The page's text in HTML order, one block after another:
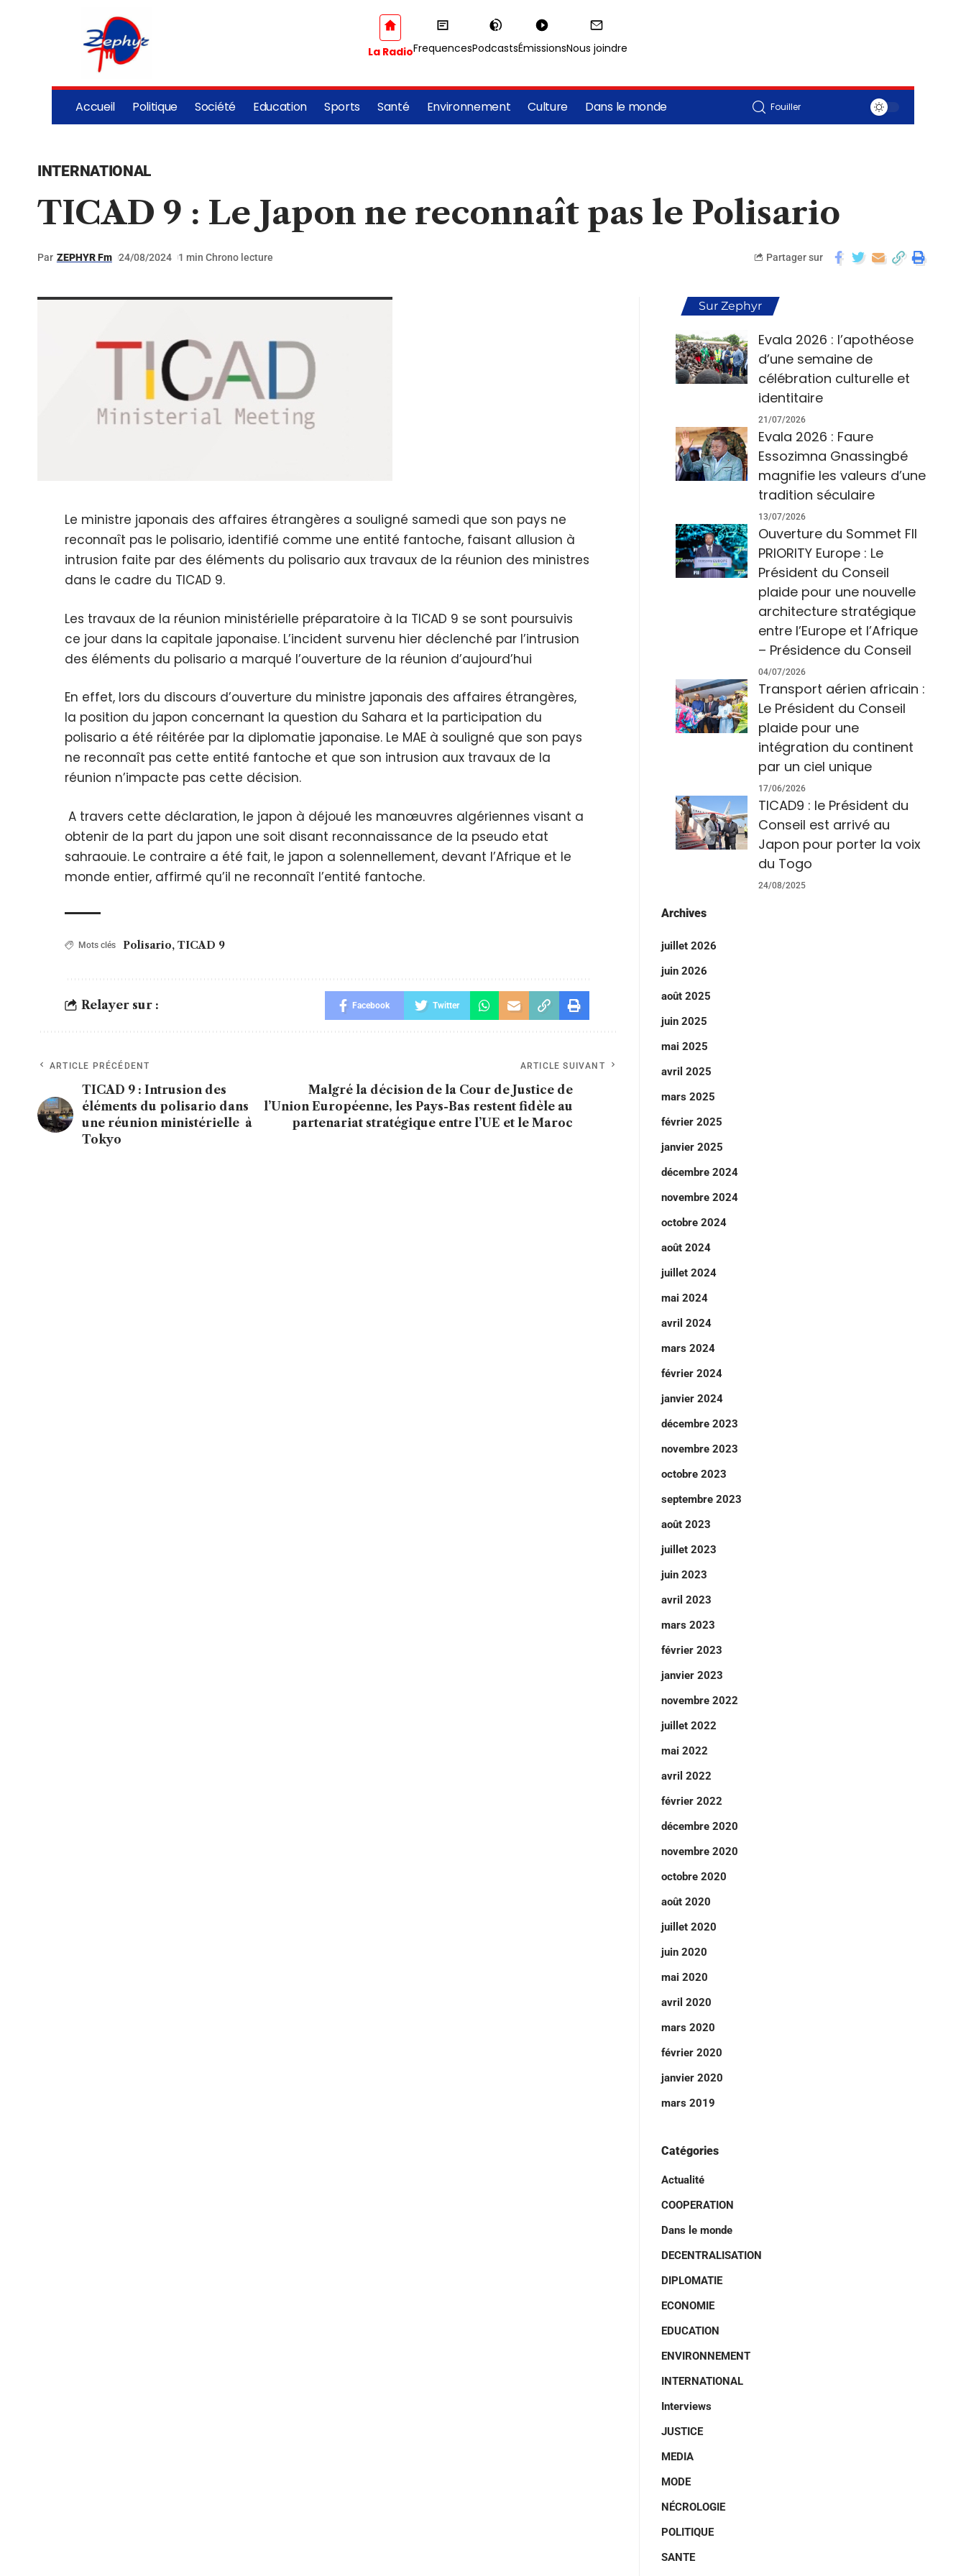
La RadioFrequencesPodcastsÉmissionsNous joindre
Accueil Politique Société Education Sports Santé Environnement Culture Dans le monde Fouiller
INTERNATIONAL
TICAD 9 : Le Japon ne reconnaît pas le Polisario
Par ZEPHYR Fm 24/08/2024 1 min Chrono lecture Partager sur
Le ministre japonais des affaires étrangères a souligné samedi que son pays ne
reconnaît pas le polisario, identifié comme une entité fantoche, faisant allusion à
intrusion faite par des éléments du polisario aux travaux de la réunion des ministres
dans le cadre du TICAD 9.
Les travaux de la réunion ministérielle préparatoire à la TICAD 9 se sont poursuivis
ce jour dans la capitale japonaise. L’incident survenu hier déclenché par l’intrusion
des éléments du polisario a marqué l’ouverture de la réunion d’aujourd’hui
En effet, lors du discours d’ouverture du ministre japonais des affaires étrangères,
la position du japon concernant la question du Sahara et la participation du
polisario a été réitérée par la diplomatie japonaise. Le MAE à souligné que son pays
ne reconnaît pas cette entité fantoche et que son intrusion aux travaux de la
réunion n’impacte pas cette décision.
A travers cette déclaration, le japon à déjoué les manœuvres algériennes visant a
obtenir de la part du japon une soit disant reconnaissance de la pseudo etat
sahraouie. Le contraire a été fait, le japon a solennellement, devant l’Afrique et le
monde entier, affirmé qu’il ne reconnaît l’entité fantoche.
Mots clés Polisario,TICAD 9
Relayer sur : Facebook Twitter
ARTICLE PRÉCÉDENT
TICAD 9 : Intrusion des
éléments du polisario dans
une réunion ministérielle à
Tokyo
ARTICLE SUIVANT
Malgré la décision de la Cour de Justice de
l’Union Européenne, les Pays-Bas restent fidèle au
partenariat stratégique entre l’UE et le Maroc
Sur Zephyr
Evala 2026 : l’apothéose
d’une semaine de
célébration culturelle et
identitaire
21/07/2026
Evala 2026 : Faure
Essozimna Gnassingbé
magnifie les valeurs d’une
tradition séculaire
13/07/2026
Ouverture du Sommet FII
PRIORITY Europe : Le
Président du Conseil
plaide pour une nouvelle
architecture stratégique
entre l’Europe et l’Afrique
– Présidence du Conseil
04/07/2026
Transport aérien africain :
Le Président du Conseil
plaide pour une
intégration du continent
par un ciel unique
17/06/2026
TICAD9 : le Président du
Conseil est arrivé au
Japon pour porter la voix
du Togo
24/08/2025
Archives
juillet 2026
juin 2026
août 2025
juin 2025
mai 2025
avril 2025
mars 2025
février 2025
janvier 2025
décembre 2024
novembre 2024
octobre 2024
août 2024
juillet 2024
mai 2024
avril 2024
mars 2024
février 2024
janvier 2024
décembre 2023
novembre 2023
octobre 2023
septembre 2023
août 2023
juillet 2023
juin 2023
avril 2023
mars 2023
février 2023
janvier 2023
novembre 2022
juillet 2022
mai 2022
avril 2022
février 2022
décembre 2020
novembre 2020
octobre 2020
août 2020
juillet 2020
juin 2020
mai 2020
avril 2020
mars 2020
février 2020
janvier 2020
mars 2019
Catégories
Actualité
COOPERATION
Dans le monde
DECENTRALISATION
DIPLOMATIE
ECONOMIE
EDUCATION
ENVIRONNEMENT
INTERNATIONAL
Interviews
JUSTICE
MEDIA
MODE
NÉCROLOGIE
POLITIQUE
SANTE